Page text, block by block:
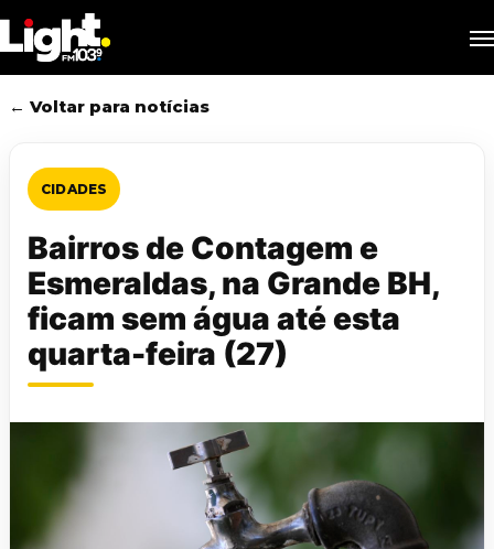
to
main
content
← Voltar para notícias
CIDADES
Bairros de Contagem e
Esmeraldas, na Grande BH,
ficam sem água até esta
quarta-feira (27)